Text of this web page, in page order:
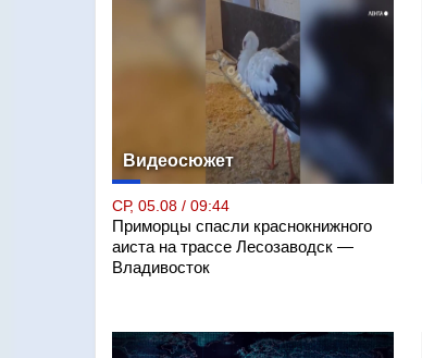
Видеосюжет
СР, 05.08 / 09:44
Приморцы спасли краснокнижного
аиста на трассе Лесозаводск —
Владивосток